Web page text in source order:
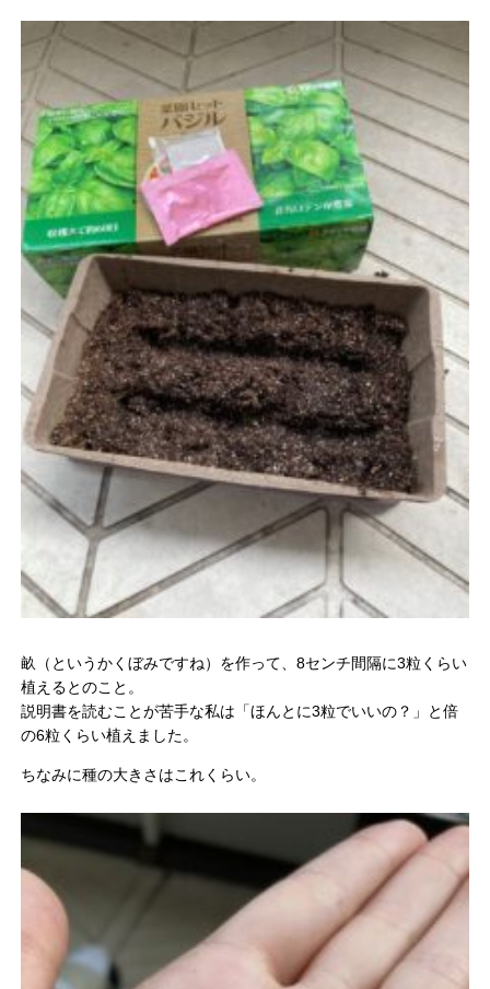
畝（というかくぼみですね）を作って、8センチ間隔に3粒くらい
植えるとのこと。
説明書を読むことが苦手な私は「ほんとに3粒でいいの？」と倍
の6粒くらい植えました。
ちなみに種の大きさはこれくらい。